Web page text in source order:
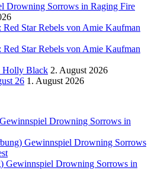
Drowning Sorrows in Raging Fire
Star Rebels von Amie Kaufman
Star Rebels von Amie Kaufman
Holly Black 2. August 2026
26 1. August 2026
Drowning Sorrows in
Gewinnspiel Drowning Sorrows
Gewinnspiel Drowning Sorrows in